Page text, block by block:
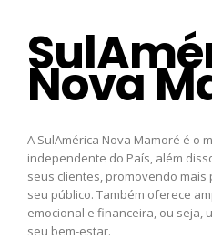
Nova
A SulAmérica Nova Mamoré é o
independente do País, além
seus clientes, promovendo
seu público. Também oferece
emocional e financeira, ou seja,
seu bem-estar.